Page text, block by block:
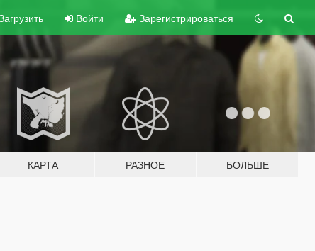
Войти Зарегистрироваться
КАРТА РАЗНОЕ БОЛЬШЕ